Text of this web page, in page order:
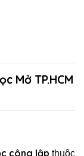
Mở TP.HCM
công lập thuộc